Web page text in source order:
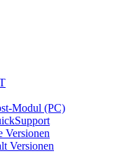
Modul (PC)
Versionen
Versionen